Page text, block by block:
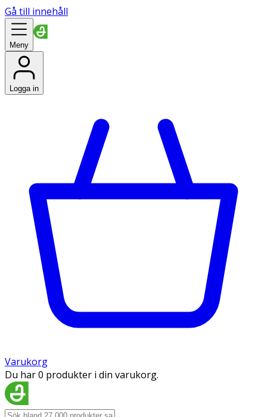
Gå till innehåll
Meny
Logga in
Varukorg
Du har 0 produkter i din varukorg.